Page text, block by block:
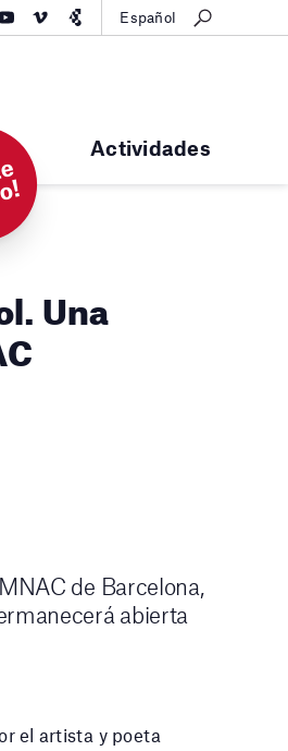
Actividades
Español
Una
de Barcelona,
abierta
el artista y poeta